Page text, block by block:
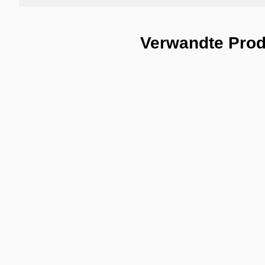
Verwandte